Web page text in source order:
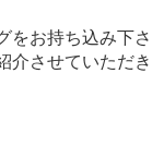
をお持ち込み下さ
介させていただき